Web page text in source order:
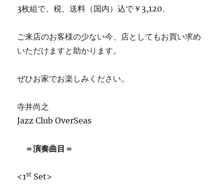
3枚組で、税、送料（国内）込で￥3,120、
ご来店のお客様の少ない今、店としてもお買い求め
いただけますと助かります。
ぜひお家でお楽しみください。
寺井尚之
Jazz Club OverSeas
＝演奏曲目＝
<1st Set>